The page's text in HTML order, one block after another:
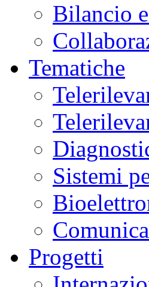
Bilancio
Tematiche
Sistemi
Progetti